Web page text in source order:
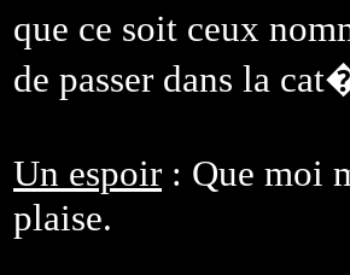
que ce soit ceux
de passer dans la
Un espoir : Que moi
plaise.